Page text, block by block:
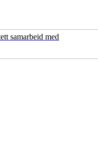
samarbeid med